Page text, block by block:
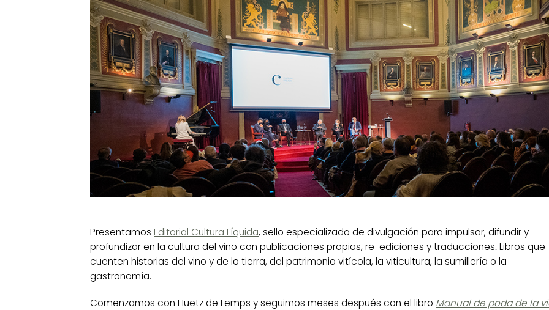
Presentamos Editorial Cultura Líquida, sello especializado de divulgación para impulsar, difundir y
profundizar en la cultura del vino con publicaciones propias, re-ediciones y traducciones.Libros que
cuenten historias del vino y de la tierra, del patrimonio vitícola, la viticultura, la sumillería o la
gastronomía.
Comenzamos con Huetz de Lemps y seguimos meses después con el libro Manual de poda de la